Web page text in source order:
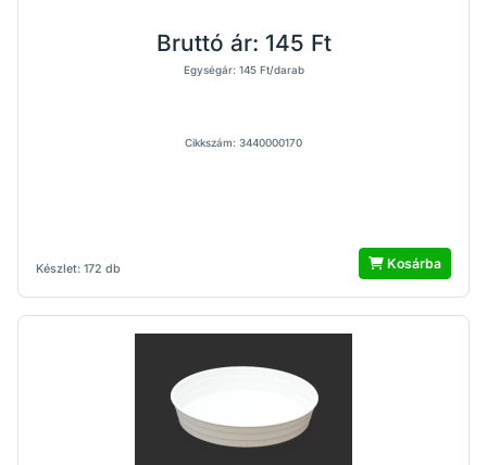
Készlet: 172 db
Bruttó ár: 145 Ft
Egységár: 145 Ft/darab
Cikkszám: 3440000170
Kosárba